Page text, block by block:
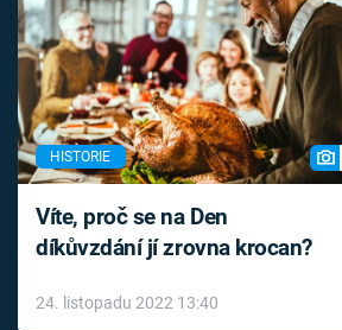
HISTORIE
Víte, proč se na Den
díkůvzdání jí zrovna krocan?
24. listopadu 2022 13:40